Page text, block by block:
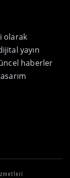
olarak
yayın
haberler